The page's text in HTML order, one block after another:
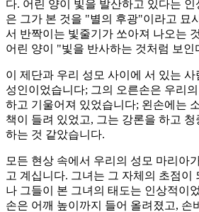
다. 어린 양이 빛을 발산하고 있다는
은 그가 본 것을 "별의 후광"이라고 묘
서 반짝이는 빛줄기가 쏘아져 나오는
어린 양이 "빛을 반사하는 것처럼 보인
이 제단과 우리 성모 사이에 서 있는
성인이었습니다; 그의 오른손은 우리
하고 기울어져 있었습니다; 왼손에는
책이 들려 있었고, 그는 강론을 하고
하는 것 같았습니다.
모든 현상 속에서 우리의 성모 마리아
고 계십니다. 그녀는 그 자체의 초점이
나 그들이 본 그녀의 태도는 인상적이
손은 어깨 높이까지 들어 올려졌고, 손